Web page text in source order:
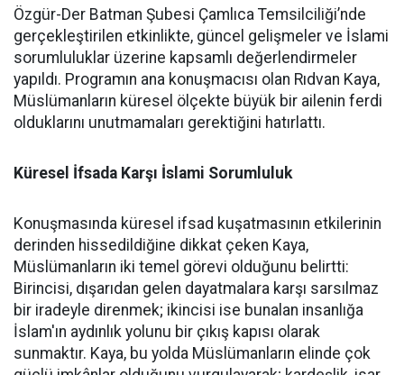
Özgür-Der Batman Şubesi Çamlıca Temsilciliği’nde
gerçekleştirilen etkinlikte, güncel gelişmeler ve İslami
sorumluluklar üzerine kapsamlı değerlendirmeler
yapıldı. Programın ana konuşmacısı olan Rıdvan Kaya,
Müslümanların küresel ölçekte büyük bir ailenin ferdi
olduklarını unutmamaları gerektiğini hatırlattı.
Küresel İfsada Karşı İslami Sorumluluk
Konuşmasında küresel ifsad kuşatmasının etkilerinin
derinden hissedildiğine dikkat çeken Kaya,
Müslümanların iki temel görevi olduğunu belirtti:
Birincisi, dışarıdan gelen dayatmalara karşı sarsılmaz
bir iradeyle direnmek; ikincisi ise bunalan insanlığa
İslam'ın aydınlık yolunu bir çıkış kapısı olarak
sunmaktır. Kaya, bu yolda Müslümanların elinde çok